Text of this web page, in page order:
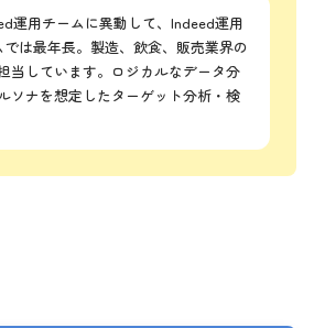
運用チームに異動して、Indeed運用
は最年長。製造、飲食、販売業界の
当しています。ロジカルなデータ分
ソナを想定したターゲット分析・検